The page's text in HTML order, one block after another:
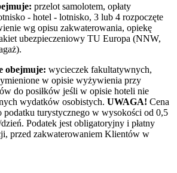
przelot samolotem, opłaty
- hotel - lotnisko, 3 lub 4 rozpoczęte
wg opisu zakwaterowania, opiekę
ubezpieczeniowy TU Europa (NNW,
obejmuje: wycieczek fakultatywnych,
w opisie wyżywienia przy
do posiłków jeśli w opisie hoteli nie
wydatków osobistych. UWAGA! Cena
podatku turystycznego w wysokości od 0,5
Podatek jest obligatoryjny i płatny
przed zakwaterowaniem Klientów w